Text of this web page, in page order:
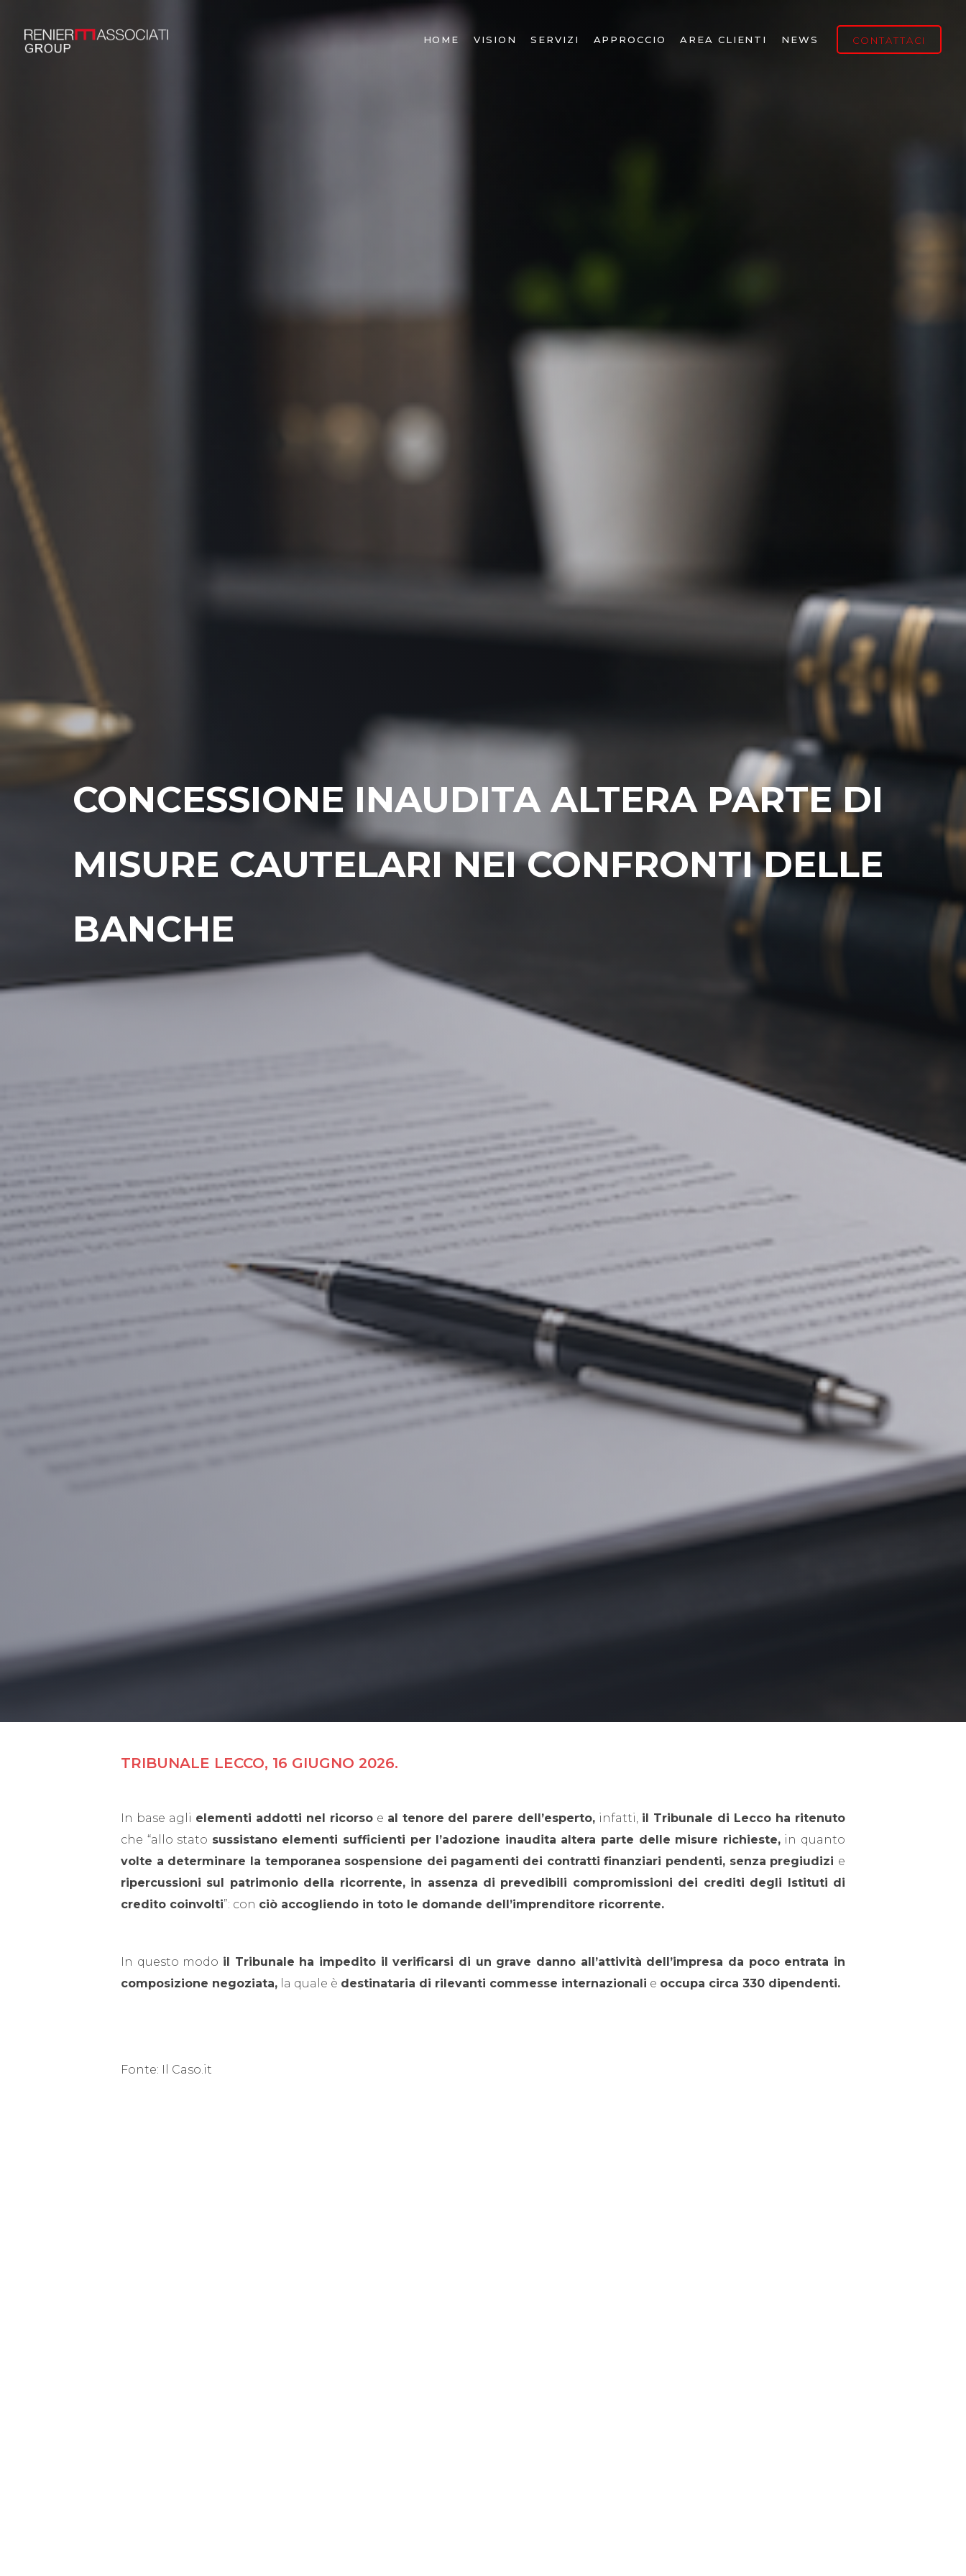
HOME VISION SERVIZI APPROCCIO AREA CLIENTI NEWS CONTATTACI
CONCESSIONE INAUDITA ALTERA PARTE DI
MISURE CAUTELARI NEI CONFRONTI DELLE
BANCHE
TRIBUNALE LECCO, 16 GIUGNO 2026.
In base agli elementi addotti nel ricorsoe al tenore del parere dell’esperto, infatti, il Tribunale di Lecco ha ritenuto
che “allo stato sussistano elementi sufficienti per l’adozione inaudita altera parte delle misure richieste,in quanto
volte a determinare la temporanea sospensione dei pagamenti dei contratti finanziari pendenti, senza pregiudizi e
ripercussioni sul patrimonio della ricorrente, in assenza di prevedibili compromissioni dei crediti degli Istituti di
credito coinvolti”: con ciò accogliendo in toto le domande dell’imprenditore ricorrente.
In questo modo il Tribunale ha impedito il verificarsi di un grave danno all’attività dell’impresa da poco entrata in
composizione negoziata, la quale è destinataria di rilevanti commesse internazionali e occupa circa 330 dipendenti.
Fonte: Il Caso.it